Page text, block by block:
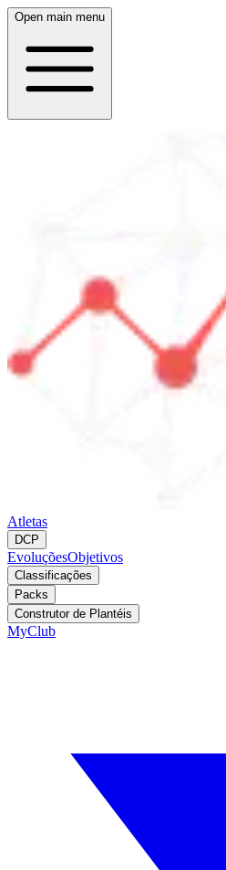
Open main menu
Atletas
DCP
EvoluçõesObjetivos
Classificações
Packs
Construtor de Plantéis
MyClub